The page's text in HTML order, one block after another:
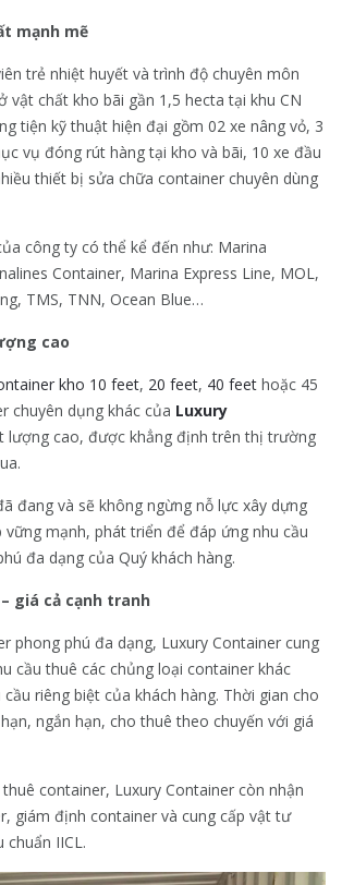
mạnh mẽ
trẻ nhiệt huyết và trình độ chuyên môn
vật chất kho bãi gần 1,5 hecta tại khu CN
tiện kỹ thuật hiện đại gồm 02 xe nâng vỏ, 3
vụ đóng rút hàng tại kho và bãi, 10 xe đầu
thiết bị sửa chữa container chuyên dùng
công ty có thể kể đến như: Marina
Container, Marina Express Line, MOL,
TMS, TNN, Ocean Blue…
cao
kho 10 feet, 20 feet, 40 feet hoặc 45
chuyên dụng khác của Luxury
lượng cao, được khẳng định trên thị trường
đang và sẽ không ngừng nỗ lực xây dựng
mạnh, phát triển để đáp ứng nhu cầu
đa dạng của Quý khách hàng.
giá cả cạnh tranh
phong phú đa dạng, Luxury Container cung
cầu thuê các chủng loại container khác
riêng biệt của khách hàng. Thời gian cho
ngắn hạn, cho thuê theo chuyến với giá
container, Luxury Container còn nhận
giám định container và cung cấp vật tư
IICL.